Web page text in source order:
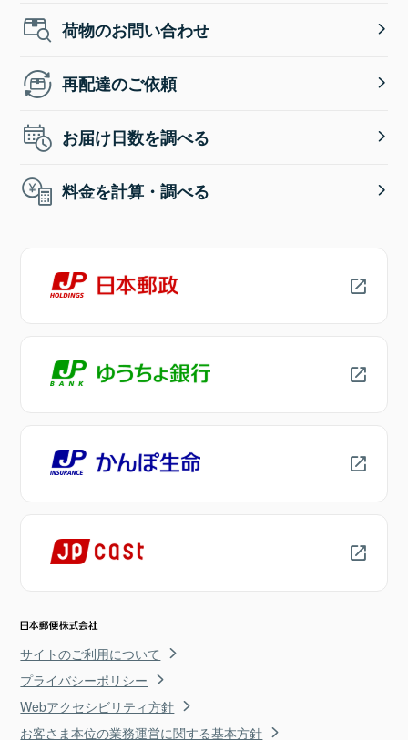
荷物のお問い合わせ
再配達のご依頼
お届け日数を調べる
料金を計算・調べる
サイトのご利用について
プライバシーポリシー
Webアクセシビリティ方針
お客さま本位の業務運営に関する基本方針